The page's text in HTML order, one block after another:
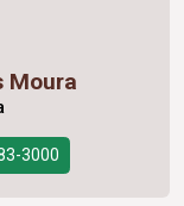
Moura
3000